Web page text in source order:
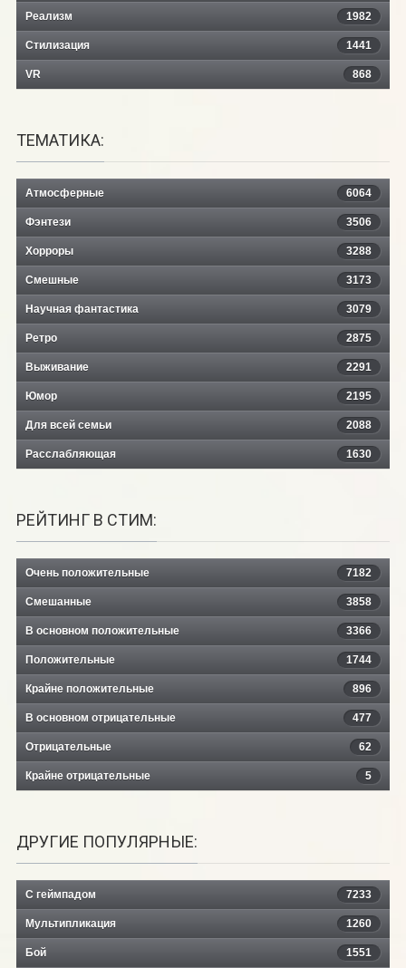
Реализм 1982
Стилизация 1441
VR 868
ТЕМАТИКА:
Атмосферные 6064
Фэнтези 3506
Хорроры 3288
Смешные 3173
Научная фантастика 3079
Ретро 2875
Выживание 2291
Юмор 2195
Для всей семьи 2088
Расслабляющая 1630
РЕЙТИНГ В СТИМ:
Очень положительные 7182
Смешанные 3858
В основном положительные 3366
Положительные 1744
Крайне положительные 896
В основном отрицательные 477
Отрицательные 62
Крайне отрицательные 5
ДРУГИЕ ПОПУЛЯРНЫЕ:
С геймпадом 7233
Мультипликация 1260
Бой 1551